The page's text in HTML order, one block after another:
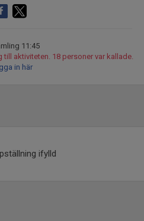
11:45
aktiviteten. 18 personer var kallade.
in här
ifylld